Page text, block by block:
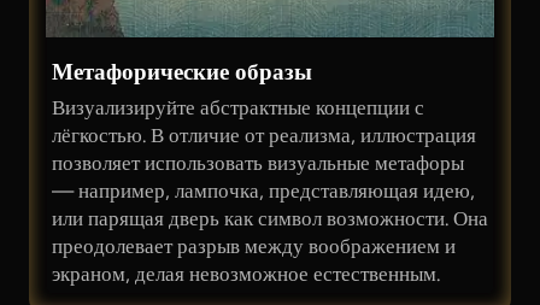
Метафорические образы
Визуализируйте абстрактные концепции с
лёгкостью. В отличие от реализма, иллюстрация
позволяет использовать визуальные метафоры
— например, лампочка, представляющая идею,
или парящая дверь как символ возможности. Она
преодолевает разрыв между воображением и
экраном, делая невозможное естественным.